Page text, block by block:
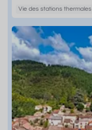
Vie des stations thermales